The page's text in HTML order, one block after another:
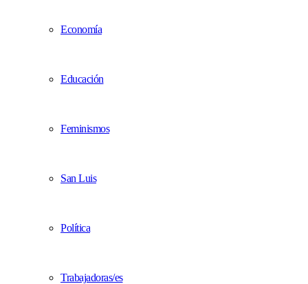
Economía
Educación
Feminismos
San Luis
Política
Trabajadoras/es